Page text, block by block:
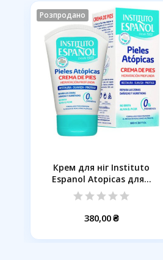
Розпродано
Крем для ніг Instituto
Espanol Atopicas для...
380,00 ₴